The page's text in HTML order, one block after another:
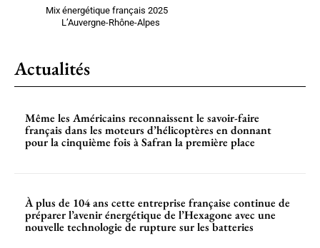
Mix énergétique français 2025
L’Auvergne-Rhône-Alpes
Actualités
Même les Américains reconnaissent le savoir-faire
français dans les moteurs d’hélicoptères en donnant
pour la cinquième fois à Safran la première place
À plus de 104 ans cette entreprise française continue de
préparer l’avenir énergétique de l’Hexagone avec une
nouvelle technologie de rupture sur les batteries